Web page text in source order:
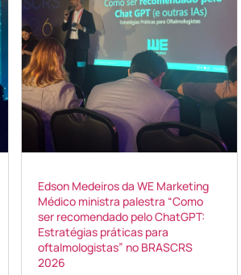
Edson Medeiros da WE Marketing
Médico ministra palestra “Como
ser recomendado pelo ChatGPT:
Estratégias práticas para
oftalmologistas” no BRASCRS
2026